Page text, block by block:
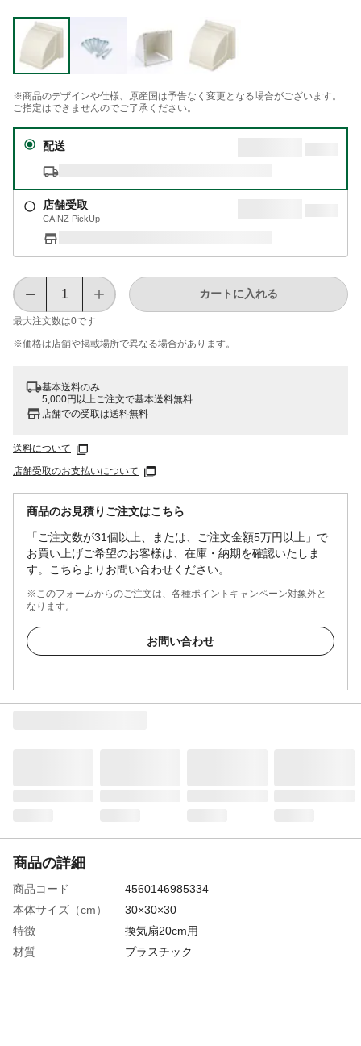
※商品のデザインや仕様、原産国は予告なく変更となる場合がございます。
ご指定はできませんのでご了承ください。
配送
店舗受取
CAINZ PickUp
最大注文数は0です
カートに入れる
※価格は​店舗や​掲載場所で​異なる​場合が​あります。
基本送料のみ
5,000円以上ご注文で基本送料無料
店舗での受取は送料無料
送料について
店舗受取のお支払いについて
商品のお見積りご注文はこちら
「ご注文数が31個以上、または、ご注文金額5万円以上」で
お買い上げご希望のお客様は、在庫・納期を確認いたしま
す。こちらよりお問い合わせください。
※このフォームからのご注文は、各種ポイントキャンペーン対象外と
なります。
お問い合わせ
商品の詳細
商品コード
4560146985334
本体サイズ（cm）
30×30×30
特徴
換気扇20cm用
材質
プラスチック